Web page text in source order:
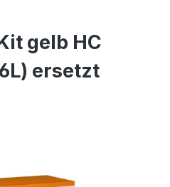
gelb HC
ersetzt